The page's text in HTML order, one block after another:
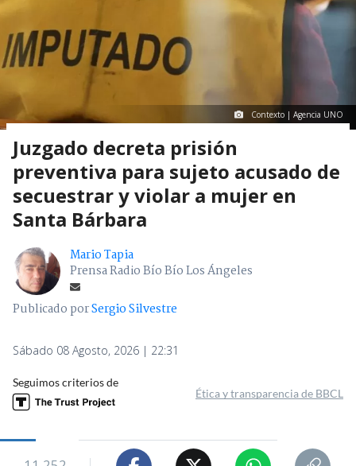
Contexto | Agencia UNO
Juzgado decreta prisión
preventiva para sujeto acusado de
secuestrar y violar a mujer en
Santa Bárbara
Mario Tapia
Prensa Radio Bío Bío Los Ángeles
Publicado porSergio Silvestre
Sábado 08 Agosto, 2026 | 22:31
Seguimos criterios de
Ética y transparencia de BBCL